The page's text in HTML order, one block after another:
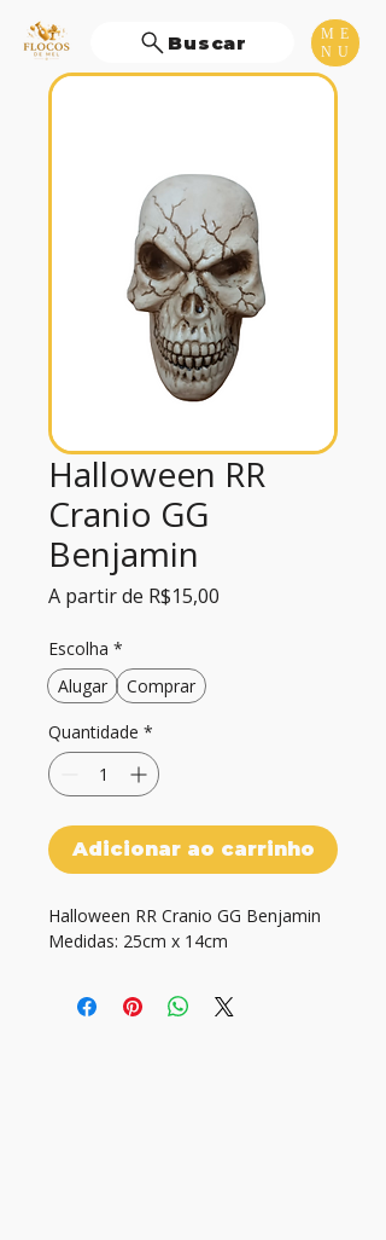
ME
NU
Buscar
Halloween RR
Cranio GG
Benjamin
A partir de R$15,00
Escolha *
Alugar
Comprar
Quantidade *
Adicionar ao carrinho
Halloween RR Cranio GG Benjamin
Medidas: 25cm x 14cm